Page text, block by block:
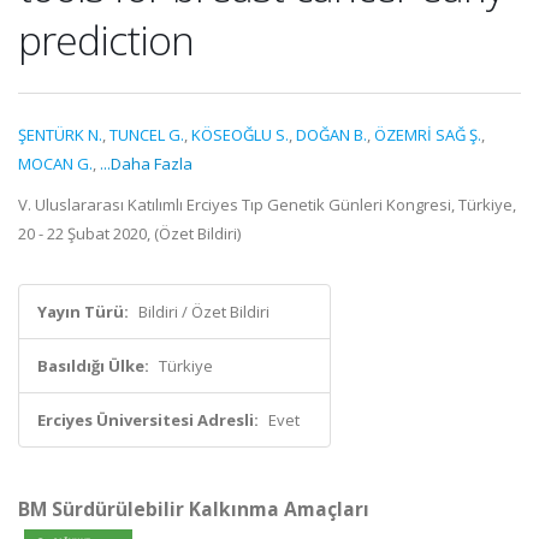
prediction
ŞENTÜRK N.,TUNCEL G.,KÖSEOĞLU S.,DOĞAN B.,ÖZEMRİ SAĞ Ş.,
MOCAN G., ...Daha Fazla
V. Uluslararası Katılımlı Erciyes Tıp Genetik Günleri Kongresi, Türkiye,
20 - 22 Şubat 2020, (Özet Bildiri)
Yayın Türü: Bildiri / Özet Bildiri
Basıldığı Ülke: Türkiye
Erciyes Üniversitesi Adresli: Evet
BM Sürdürülebilir Kalkınma Amaçları